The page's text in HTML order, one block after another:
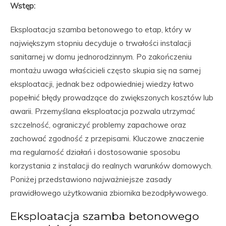
Wstęp:
Eksploatacja szamba betonowego to etap, który w
największym stopniu decyduje o trwałości instalacji
sanitarnej w domu jednorodzinnym. Po zakończeniu
montażu uwaga właścicieli często skupia się na samej
eksploatacji, jednak bez odpowiedniej wiedzy łatwo
popełnić błędy prowadzące do zwiększonych kosztów lub
awarii. Przemyślana eksploatacja pozwala utrzymać
szczelność, ograniczyć problemy zapachowe oraz
zachować zgodność z przepisami. Kluczowe znaczenie
ma regularność działań i dostosowanie sposobu
korzystania z instalacji do realnych warunków domowych.
Poniżej przedstawiono najważniejsze zasady
prawidłowego użytkowania zbiornika bezodpływowego.
Eksploatacja szamba betonowego